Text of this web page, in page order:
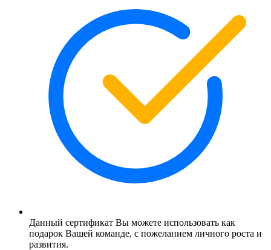
Данный сертификат Вы можете использовать как
подарок Вашей команде, с пожеланием личного роста и
развития.